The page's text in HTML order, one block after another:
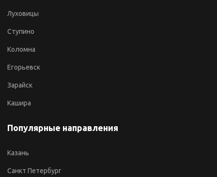
Луховицы
Ступино
Коломна
Егорьевск
Зарайск
Кашира
Популярные направления
Казань
Санкт Петербург